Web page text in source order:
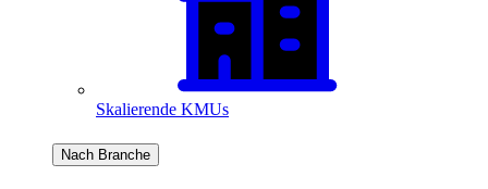
Skalierende KMUs
Nach Branche